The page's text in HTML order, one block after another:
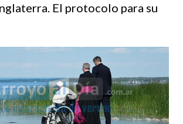
El protocolo para su